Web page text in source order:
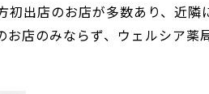
出店のお店が多数あり、近
お店のみならず、ウェルシア